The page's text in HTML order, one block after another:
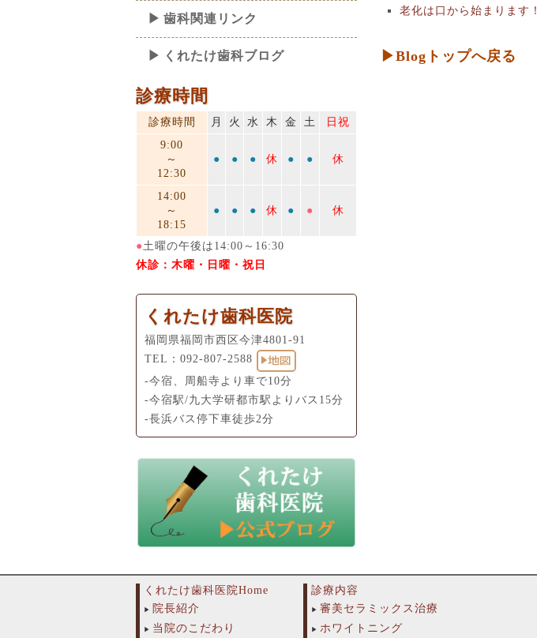
歯科関連リンク
くれたけ歯科ブログ
老化は口から始まります！
▶Blogトップへ戻る
診療時間
診療時間 月 火 水 木 金 土
日祝
9:00
～
12:30
● ● ● 休 ● ● 休
14:00
～
18:15
● ● ● 休 ● ● 休
●土曜の午後は14:00～16:30
休診：木曜・日曜・祝日
くれたけ歯科医院
福岡県福岡市西区今津4801-91
TEL： 092-807-2588
-今宿、周船寺より車で10分
-今宿駅/九大学研都市駅よりバス15分
-長浜バス停下車徒歩2分
くれたけ歯科医院Home
院長紹介
当院のこだわり
診療内容
審美セラミックス治療
ホワイトニング